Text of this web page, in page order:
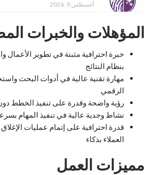
أغسطس 9, 2026
المؤهلات والخبرات
خبرة احترافية مثبتة في تطوير الأعمال
بنظام النتائج
مهارة تقنية عالية في أدوات البحث
الرقمي
رؤية واضحة وقدرة على تنفيذ الخطط
نشاط وجدية عالية في تنفيذ المهام
قدرة احترافية على إتمام عمليات الإغلاق
العملاء بذكاء
مميزات العمل